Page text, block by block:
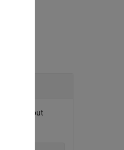
but